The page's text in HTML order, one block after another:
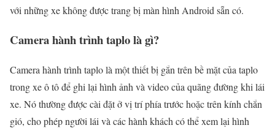
với những xe không được trang bị màn hình Android sẵn có.
Camera hành trình taplo là gì?
Camera hành trình taplo là một thiết bị gắn trên bề mặt của taplo
trong xe ô tô để ghi lại hình ảnh và video của quãng đường khi lái
xe. Nó thường được cài đặt ở vị trí phía trước hoặc trên kính chắn
gió, cho phép người lái và các hành khách có thể xem lại hình